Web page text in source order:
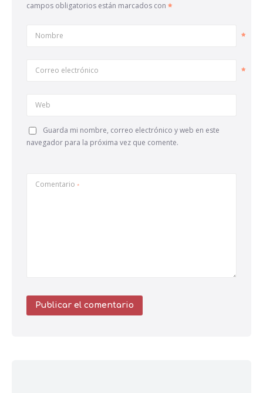
campos obligatorios están marcados con
Nombre
Correo electrónico
Web
Guarda mi nombre, correo electrónico y web en este
navegador para la próxima vez que comente.
Comentario *